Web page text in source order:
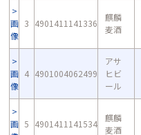
画
像
3 4901411141336
麒麟
麦酒
画
像
4 4901004062499
アサ
ヒビ
ール
画 5 4901411141534
麒麟
麦酒